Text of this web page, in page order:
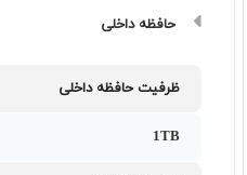
حافظه داخلی
ظرفیت حافظه داخلی
1TB